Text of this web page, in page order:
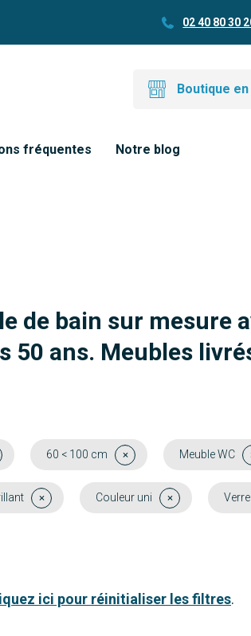
02 40 80 30
Boutique
fréquentes Notre blog
de bain sur mesure
50 ans. Meubles
60 < 100 cm Meuble WC
Couleur uni
ici pour réinitialiser les filtres.